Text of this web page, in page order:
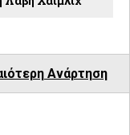
Ανάρτηση